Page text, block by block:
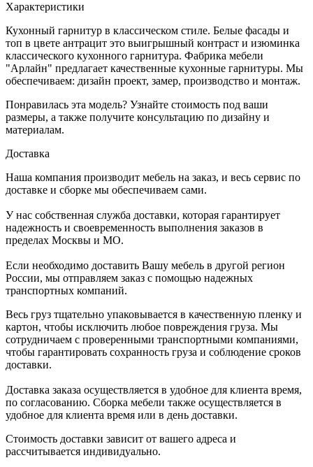
Характеристики
Кухонный гарнитур в классическом стиле. Белые фасады и
топ в цвете антрацит это выигрышный контраст и изюминка
классического кухонного гарнитура. Фабрика мебели
"Арлайн" предлагает качественные кухонные гарнитуры. Мы
обеспечиваем: дизайн проект, замер, производство и монтаж.
Понравилась эта модель? Узнайте стоимость под ваши
размеры, а также получите консультацию по дизайну и
материалам.
Доставка
Наша компания производит мебель на заказ, и весь сервис по
доставке и сборке мы обеспечиваем сами.
У нас собственная служба доставки, которая гарантирует
надежность и своевременность выполнения заказов в
пределах Москвы и МО.
Если необходимо доставить Вашу мебель в другой регион
России, мы отправляем заказ с помощью надежных
транспортных компаний.
Весь груз тщательно упаковывается в качественную пленку и
картон, чтобы исключить любое повреждения груза. Мы
сотрудничаем с проверенными транспортными компаниями,
чтобы гарантировать сохранность груза и соблюдение сроков
доставки.
Доставка заказа осуществляется в удобное для клиента время,
по согласованию. Сборка мебели также осуществляется в
удобное для клиента время или в день доставки.
Стоимость доставки зависит от вашего адреса и
рассчитывается индивидуально.